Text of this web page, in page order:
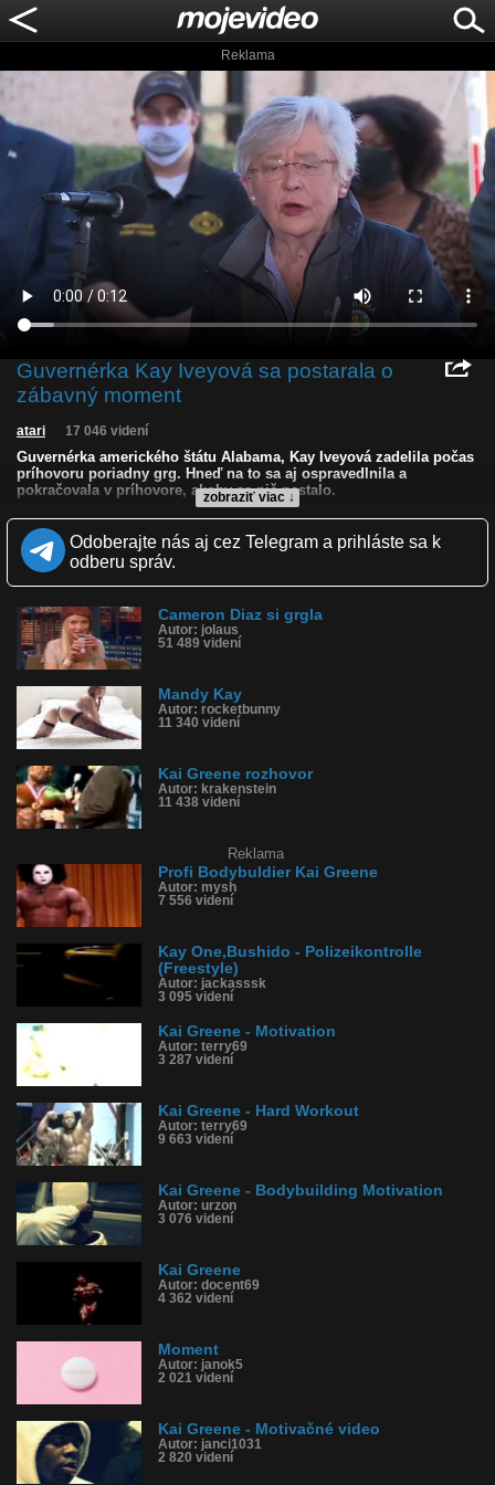
Reklama
Guvernérka Kay Iveyová sa postarala o
zábavný moment
zobraziť viac ↓
atari 17 046 videní
Guvernérka amerického štátu Alabama, Kay Iveyová zadelila počas
príhovoru poriadny grg. Hneď na to sa aj ospravedlnila a
pokračovala v príhovore, akoby sa nič nestalo.
Kvalita:
Zverejnené: 25.12.2022 17:22
Krajina: Spojené štáty, USA 🇺🇸
Komentárov: 45
Dľžka: 0:12
Kategória: ľudia
Tagy: grgla, odgrgla, odgrgnutie, živý vstup, grg
História sledovanosti videa:
Odoberajte nás aj cez Telegram a prihláste sa k
odberu správ.
Cameron Diaz si grgla
Autor: jolaus
51 489 videní
Mandy Kay
Autor: rocketbunny
11 340 videní
Kai Greene rozhovor
Autor: krakenstein
11 438 videní
Reklama
Profi Bodybuldier Kai Greene
Autor: mysh
7 556 videní
Kay One,Bushido - Polizeikontrolle
(Freestyle)
Autor: jackasssk
3 095 videní
Kai Greene - Motivation
Autor: terry69
3 287 videní
Kai Greene - Hard Workout
Autor: terry69
9 663 videní
Kai Greene - Bodybuilding Motivation
Autor: urzon
3 076 videní
Kai Greene
Autor: docent69
4 362 videní
Moment
Autor: janok5
2 021 videní
Kai Greene - Motivačné video
Autor: janci1031
2 820 videní